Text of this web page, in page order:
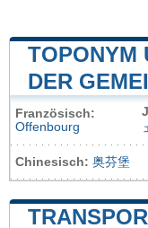
TOPONYM
DER
Französisch:
Offenbourg
Chinesisch: 奥芬堡